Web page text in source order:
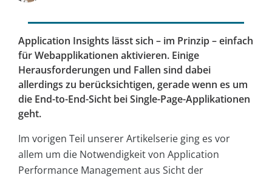
Application Insights lässt sich – im Prinzip – einfach
für Webapplikationen aktivieren. Einige
Herausforderungen und Fallen sind dabei
allerdings zu berücksichtigen, gerade wenn es um
die End-to-End-Sicht bei Single-Page-Applikationen
geht.
Im vorigen Teil unserer Artikelserie ging es vor
allem um die Notwendigkeit von Application
Performance Management aus Sicht der